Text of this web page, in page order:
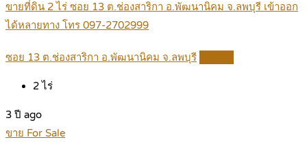
ขายที่ดิน 2 ไร่ ซอย 13 ต.ช่องสาริกา อ.พัฒนานิคม จ.ลพบุรี เข้าออก
ได้หลายทาง โทร 097-2702999
ซอย 13 ต.ช่องสาริกา อ.พัฒนานิคม จ.ลพบุรี
2ไร่
3 ปี ago
ขาย For Sale